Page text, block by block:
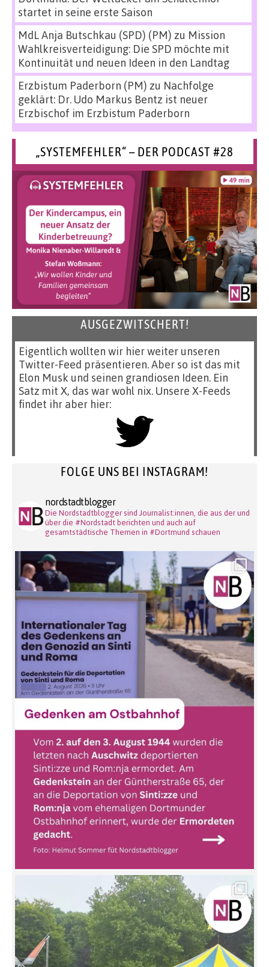
startet in seine erste Saison
MdL Anja Butschkau (SPD) (PM) zu Mission
Wahlkreisverteidigung: Die SPD möchte mit
Kontinuität und neuen Ideen in den Landtag
Erzbistum Paderborn (PM) zu Nachfolge
geklärt: Dr. Udo Markus Bentz ist neuer
Erzbischof im Erzbistum Paderborn
„SYSTEMFEHLER“ – DER PODCAST #28
AUSGEZWITSCHERT!
Eigentlich wollten wir hier weiter unseren
Twitter-Feed präsentieren. Aber so ist das mit
Elon Musk und seinen grandiosen Ideen. Ein
Satz mit X, das war wohl nix. Unsere X-Feeds
findet ihr aber hier:
FOLGE UNS BEI INSTAGRAM!
nordstadtblogger
Die Nordstadtblogger sind Journalist:innen, die aus der und
über die #Nordstadt berichten und auch auf
gesamtstädtische Themen in #Dortmund schauen